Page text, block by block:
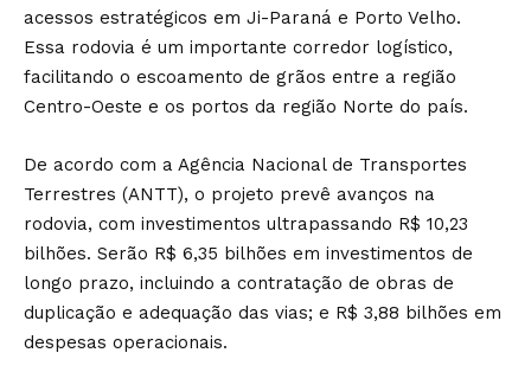
acessos estratégicos em Ji-Paraná e Porto Velho.
Essa rodovia é um importante corredor logístico,
facilitando o escoamento de grãos entre a região
Centro-Oeste e os portos da região Norte do país.
De acordo com a Agência Nacional de Transportes
Terrestres (ANTT), o projeto prevê avanços na
rodovia, com investimentos ultrapassando R$ 10,23
bilhões. Serão R$ 6,35 bilhões em investimentos de
longo prazo, incluindo a contratação de obras de
duplicação e adequação das vias; e R$ 3,88 bilhões em
despesas operacionais.